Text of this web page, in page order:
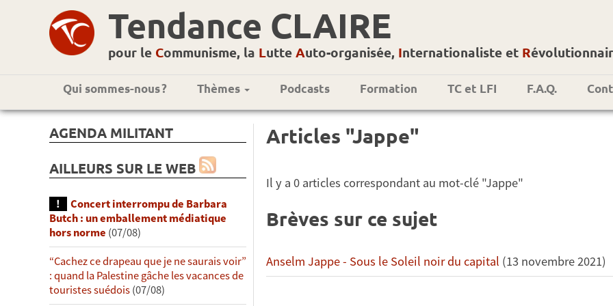
Tendance CLAIRE
pour le Communisme, la Lutte Auto-organisée, Internationaliste et Révolutionnair
Qui sommes-nous ? Thèmes Podcasts Formation TC et LFI F.A.Q.
AGENDA MILITANT
AILLEURS SUR LE WEB
Concert interrompu de Barbara
Butch : un emballement médiatique
hors norme (07/08)
“Cachez ce drapeau que je ne saurais voir”
: quand la Palestine gâche les vacances de
touristes suédois(07/08)
Articles "Jappe"
Il y a 0 articles correspondant au mot-clé "Jappe"
Brèves sur ce sujet
Anselm Jappe - Sous le Soleil noir du capital (13 novembre 2021)